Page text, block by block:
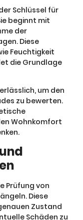
Schlüssel für
beginnt mit
der
Diese
Feuchtigkeit
die Grundlage
um den
zu bewerten.
Wohnkomfort
Prüfung von
Diese
Zustand
Schäden zu